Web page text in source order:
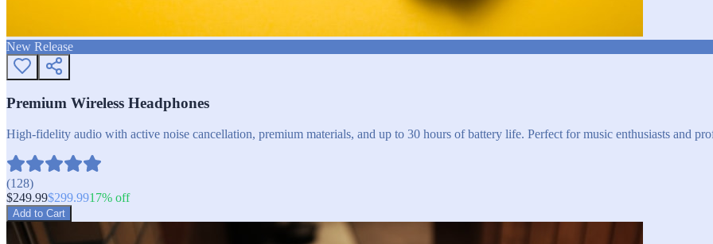
New Release
Premium Wireless Headphones
High-fidelity audio with active noise cancellation, premium materials, and up to 30 hours of battery life. Perfect for music enthusiasts and
(128)
$249.99$299.9917% off
Add to Cart